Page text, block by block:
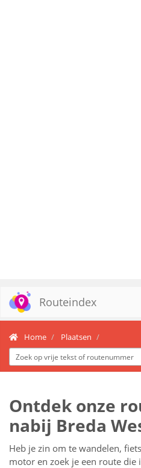
Routeindex
Home Plaatsen
Ontdek onze
nabij Breda
Heb je zin om te wandelen,
motor en zoek je een route die